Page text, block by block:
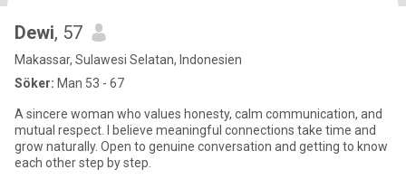
Dewi, 57
Makassar, Sulawesi Selatan, Indonesien
Söker: Man 53 - 67
A sincere woman who values honesty, calm communication, and
mutual respect. I believe meaningful connections take time and
grow naturally. Open to genuine conversation and getting to know
each other step by step.